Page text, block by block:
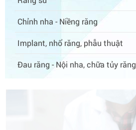
Chỉnh nha - Niềng răng
Implant, nhổ răng, phẫu thuật
Đau răng - Nội nha, chữa tủy răng